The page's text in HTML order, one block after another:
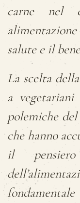
carne nel
salute e il
La scelta
a
polemiche
che hanno
il